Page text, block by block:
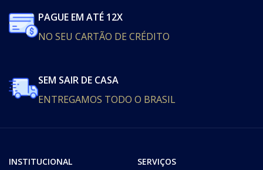
PAGUE EM ATÉ 12X
NO SEU CARTÃO DE CRÉDITO
SEM SAIR DE CASA
ENTREGAMOS TODO O BRASIL
INSTITUCIONAL
SERVIÇOS